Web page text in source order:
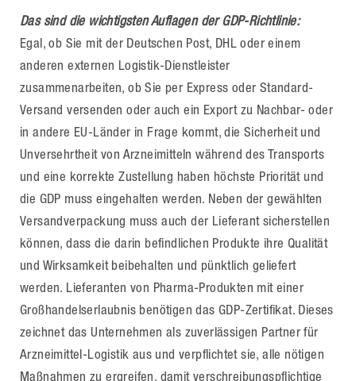
Das sind die wichtigsten Auflagen der GDP-Richtlinie:
Egal, ob Sie mit der Deutschen Post, DHL oder einem
anderen externen Logistik-Dienstleister
zusammenarbeiten, ob Sie per Express oder Standard-
Versand versenden oder auch ein Export zu Nachbar- oder
in andere EU-Länder in Frage kommt, die Sicherheit und
Unversehrtheit von Arzneimitteln während des Transports
und eine korrekte Zustellung haben höchste Priorität und
die GDP muss eingehalten werden. Neben der gewählten
Versandverpackung muss auch der Lieferant sicherstellen
können, dass die darin befindlichen Produkte ihre Qualität
und Wirksamkeit beibehalten und pünktlich geliefert
werden. Lieferanten von Pharma-Produkten mit einer
Großhandelserlaubnis benötigen das GDP-Zertifikat. Dieses
zeichnet das Unternehmen als zuverlässigen Partner für
Arzneimittel-Logistik aus und verpflichtet sie, alle nötigen
Maßnahmen zu ergreifen, damit verschreibungspflichtige